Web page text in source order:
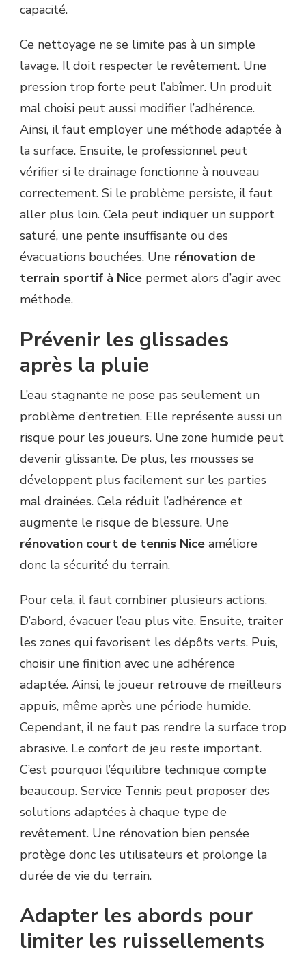
capacité.
Ce nettoyage ne se limite pas à un simple
lavage. Il doit respecter le revêtement. Une
pression trop forte peut l’abîmer. Un produit
mal choisi peut aussi modifier l’adhérence.
Ainsi, il faut employer une méthode adaptée à
la surface. Ensuite, le professionnel peut
vérifier si le drainage fonctionne à nouveau
correctement. Si le problème persiste, il faut
aller plus loin. Cela peut indiquer un support
saturé, une pente insuffisante ou des
évacuations bouchées. Une rénovation de
terrain sportif à Nice permet alors d’agir avec
méthode.
Prévenir les glissades
après la pluie
L’eau stagnante ne pose pas seulement un
problème d’entretien. Elle représente aussi un
risque pour les joueurs. Une zone humide peut
devenir glissante. De plus, les mousses se
développent plus facilement sur les parties
mal drainées. Cela réduit l’adhérence et
augmente le risque de blessure. Une
rénovation court de tennis Nice améliore
donc la sécurité du terrain.
Pour cela, il faut combiner plusieurs actions.
D’abord, évacuer l’eau plus vite. Ensuite, traiter
les zones qui favorisent les dépôts verts. Puis,
choisir une finition avec une adhérence
adaptée. Ainsi, le joueur retrouve de meilleurs
appuis, même après une période humide.
Cependant, il ne faut pas rendre la surface trop
abrasive. Le confort de jeu reste important.
C’est pourquoi l’équilibre technique compte
beaucoup. Service Tennis peut proposer des
solutions adaptées à chaque type de
revêtement. Une rénovation bien pensée
protège donc les utilisateurs et prolonge la
durée de vie du terrain.
Adapter les abords pour
limiter les ruissellements